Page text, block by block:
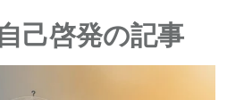
己啓発の記事